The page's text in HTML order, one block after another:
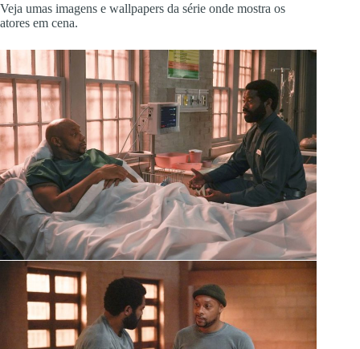
Veja umas imagens e wallpapers da série onde mostra os
atores em cena.